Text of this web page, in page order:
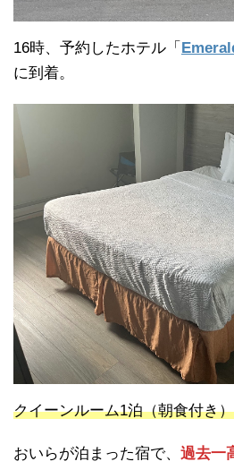
16時、予約したホテル「
に到着。
クイーンルーム1泊（朝食付き）
おいらが泊まった宿で、 過去一